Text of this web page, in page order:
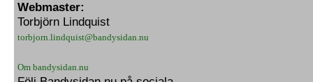
Webmaster:
Torbjörn Lindquist
torbjorn.lindquist@bandysidan.nu
Om bandysidan.nu